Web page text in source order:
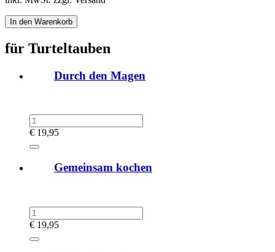
für Turteltauben
Durch den Magen
€ 19,95
Gemeinsam kochen
€ 19,95